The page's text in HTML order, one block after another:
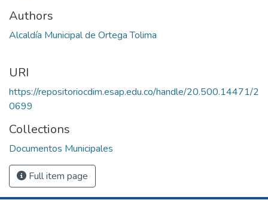
Authors
Alcaldía Municipal de Ortega Tolima
URI
https://repositoriocdim.esap.edu.co/handle/20.500.14471/2
0699
Collections
Documentos Municipales
Full item page